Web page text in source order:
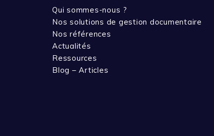
Qui sommes-nous ?
Nos solutions de gestion documentaire
Nos références
Actualités
Ressources
Blog – Articles